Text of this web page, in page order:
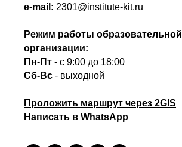
e-mail: 2301@institute-kit.ru
Режим работы образовательной
организации:
Пн-Пт - с 9:00 до 18:00
Сб-Вс - выходной
Проложить маршрут через 2GIS
Написать в WhatsApp